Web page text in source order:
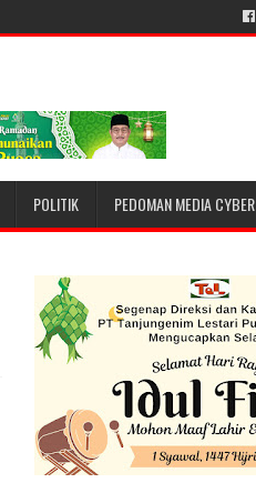
POLITIK PEDOMAN MEDIA CYBER